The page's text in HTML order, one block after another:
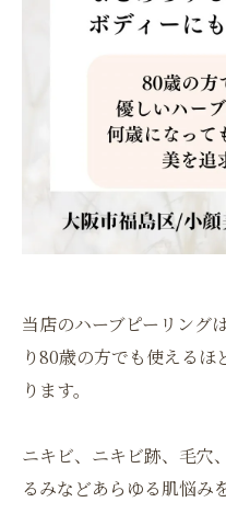
当店のハーブピーリング
り80歳の方でも使えるほ
ります。
ニキビ、ニキビ跡、毛穴
るみなどあらゆる肌悩み